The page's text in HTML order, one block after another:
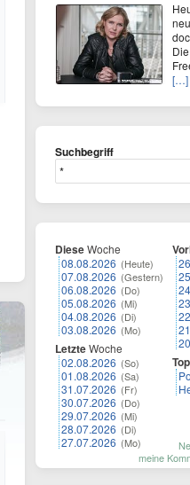
[…]
Suchbegriff
DieseWoche
08.08.2026 (Heute)
07.08.2026 (Gestern)
06.08.2026 (Do)
05.08.2026 (Mi)
04.08.2026 (Di)
03.08.2026 (Mo)
LetzteWoche
02.08.2026 (So)
01.08.2026 (Sa)
31.07.2026 (Fr)
30.07.2026 (Do)
29.07.2026 (Mi)
28.07.2026 (Di)
27.07.2026 (Mo)
Top
meine